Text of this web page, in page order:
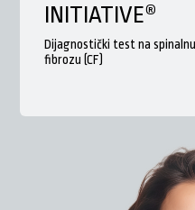
INITIATIVE®
Dijagnostički test na
fibrozu (CF)